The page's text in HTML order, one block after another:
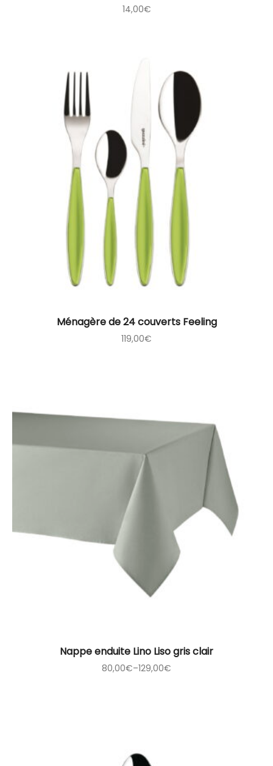
14,00€
Ménagère de 24 couverts Feeling
119,00€
Nappe enduite Lino Liso gris clair
80,00€–129,00€